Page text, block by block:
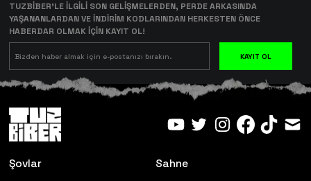
TUZBİBER’LE İLGİLİ SON GELİŞMELERDEN, PERDE ARKASINDA
YAŞANANLARDAN VE İNDİRİM KODLARINDAN HERKESTEN ÖNCE
HABERDAR OLMAK İÇİN KAYIT OL!
KAYIT OL
Şovlar Sahne